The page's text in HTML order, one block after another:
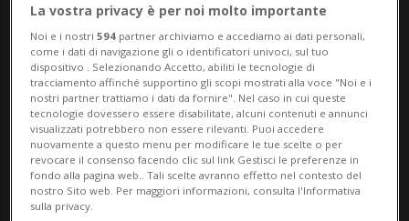
arrivato tramite i canali social del talent
show musicale italiano, prodotto da Sky
Italia, e su quelli dell'artista milanese. Per
Fedez, com'è not...
🔐 Sblocca il nostro archivio
esclusivo!
La vostra privacy è per noi molto importante
Noi e i nostri594 partner archiviamo e accediamo ai dati personali,
come i dati di navigazione gli o identificatori univoci, sul tuo
dispositivo . Selezionando Accetto, abiliti le tecnologie di
tracciamento affinché supportino gli scopi mostrati alla voce "Noi e i
nostri partner trattiamo i dati da fornire". Nel caso in cui queste
tecnologie dovessero essere disabilitate, alcuni contenuti e annunci
visualizzati potrebbero non essere rilevanti. Puoi accedere
nuovamente a questo menu per modificare le tue scelte o per
revocare il consenso facendo clic sul link Gestisci le preferenze in
fondo alla pagina web.. Tali scelte avranno effetto nel contesto del
nostro Sito web. Per maggiori informazioni, consulta l'Informativa
sulla privacy.